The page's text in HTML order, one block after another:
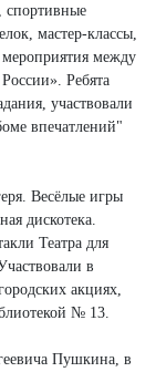
спортивные
мастер-классы,
мероприятия между
Ребята
участвовали
впечатлений"
Весёлые игры
дискотека.
Театра для
в
акциях,
№ 13.
Пушкина, в